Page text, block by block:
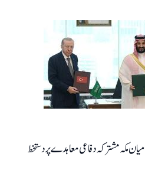
مکہ مشترکہ دفاعی معاہدے پر دستخط